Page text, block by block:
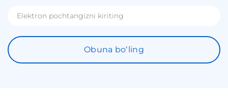
Obuna boʻling